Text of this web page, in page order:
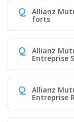
Q Allianz
forts
Q Allianz
Entreprise
Q Allianz
Entreprise